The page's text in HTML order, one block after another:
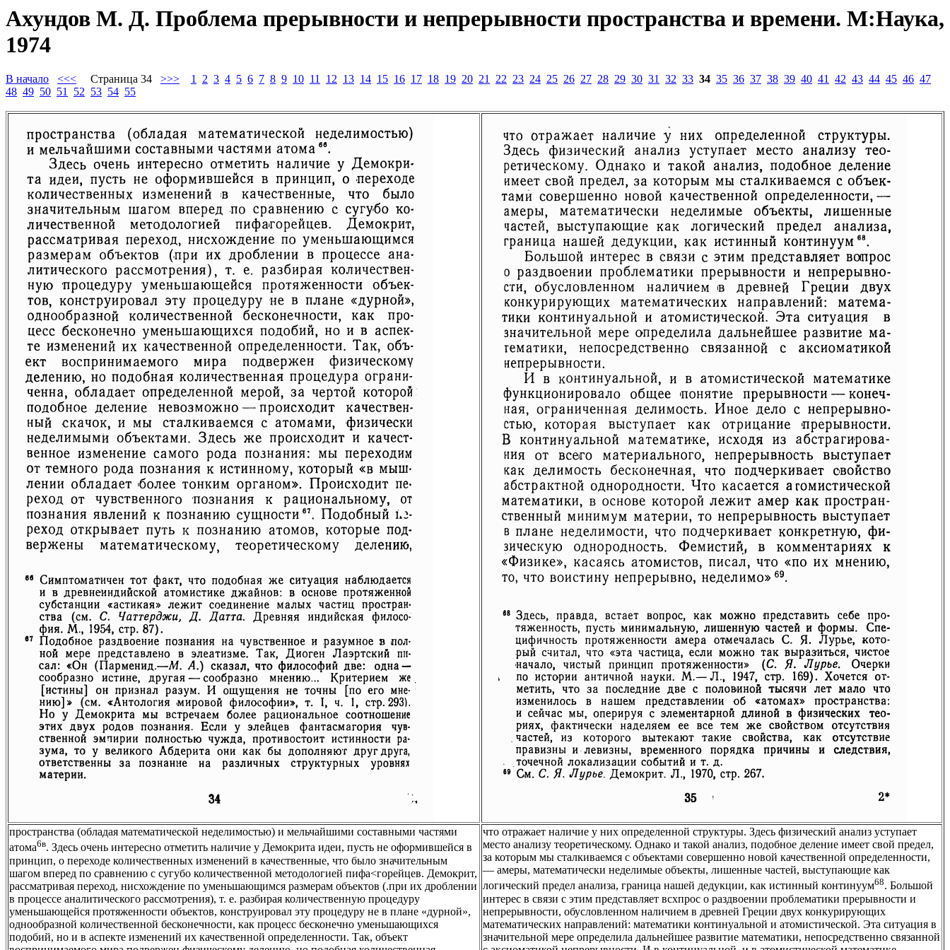
Ахундов М. Д. Проблема прерывности и непрерывности пространства и времени. М:Наука,
1974
В начало <<< Страница 34 >>> 1 2 3 4 5 6 7 8 9 10 11 12 13 14 15 16 17 18 19 20 21 22 23 24 25 26 27 28 29 30 31 32 33 34 35 36 37 38 39 40 41 42 43 44 45 46 47
48 49 50 51 52 53 54 55
пространства (обладая математической неделимостью) и мельчайшими составными частями
атома6в. Здесь очень интересно отметить наличие у Демокрита идеи, пусть не оформившейся в
принцип, о переходе количественных изменений в качественные, что было значительным
шагом вперед по сравнению с сугубо количественной методологией пифа<горейцев. Демокрит,
рассматривая переход, нисхождение по уменьшающимся размерам объектов (.при их дроблении
в процессе аналитического рассмотрения), т. е. разбирая количественную процедуру
уменьшающейся протяженности объектов, конструировал эту процедуру не в плане «дурной»,
однообразной количественной бесконечности, как процесс бесконечно уменьшающихся
подобий, но и в аспекте изменений их качественной определенности. Так, объект
что отражает наличие у них определенной структуры. Здесь физический анализ уступает
место анализу теоретическому. Однако и такой анализ, подобное деление имеет свой предел,
за которым мы сталкиваемся с объектами совершенно новой качественной определенности,
— амеры, математически неделимые объекты, лишенные частей, выступающие как
логический предел анализа, граница нашей дедукции, как истинный континуум68. Большой
интерес в связи с этим представляет всхпрос о раздвоении проблематики прерывности и
непрерывности, обусловленном наличием в древней Греции двух конкурирующих
математических направлений: математики континуальной и атомистической. Эта ситуация в
значительной мере определила дальнейшее развитие математики, непосредственно связанной